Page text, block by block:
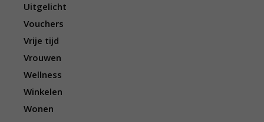
Uitgelicht
Vouchers
Vrije tijd
Vrouwen
Wellness
Winkelen
Wonen